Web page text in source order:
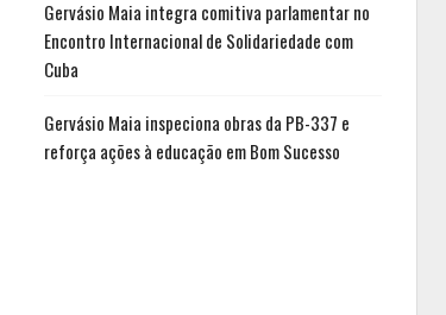
Gervásio Maia integra comitiva parlamentar no
Encontro Internacional de Solidariedade com
Cuba
Gervásio Maia inspeciona obras da PB-337 e
reforça ações à educação em Bom Sucesso